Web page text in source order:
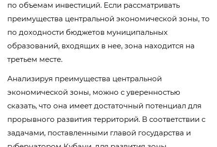
по объемам инвестиций. Если рассматривать
преимущества центральной экономической зоны, то
по доходности бюджетов муниципальных
образований, входящих в нее, зона находится на
третьем месте.
Анализируя преимущества центральной
экономической зоны, можно с уверенностью
сказать, что она имеет достаточный потенциал для
прорывного развития территорий. В соответствии с
задачами, поставленными главой государства и